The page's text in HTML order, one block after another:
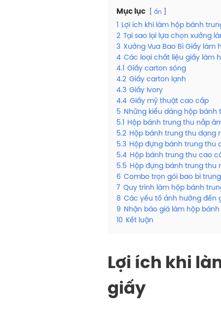
Mục lục ẩn
1 Lợi ích khi làm hộp bánh
2 Tại sao lại lựa chọn xưởng
3 Xưởng Vua Bao Bì Giấy
4 Các loại chất liệu giấy làm
4.1 Giấy carton sóng
4.2 Giấy carton lạnh
4.3 Giấy Ivory
4.4 Giấy mỹ thuật cao cấp
5 Những kiểu dáng hộp
5.1 Hộp bánh trung thu nắp
5.2 Hộp bánh trung thu dạng
5.3 Hộp đựng bánh trung thu
5.4 Hộp bánh trung thu cao
5.5 Hộp đựng bánh trung thu
6 Combo trọn gói bao bì
7 Quy trình làm hộp bánh
8 Các yếu tố ảnh hưởng đến
9 Nhận báo giá làm hộp
10 Kết luận
Lợi ích khi
giấy